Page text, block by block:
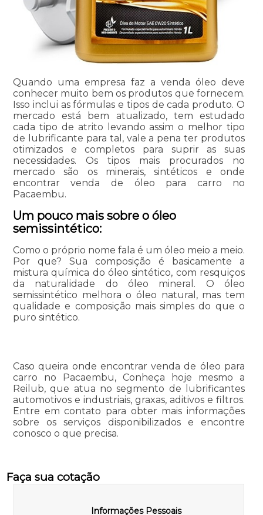
Quando uma empresa faz a venda óleo deve
conhecer muito bem os produtos que fornecem.
Isso inclui as fórmulas e tipos de cada produto. O
mercado está bem atualizado, tem estudado
cada tipo de atrito levando assim o melhor tipo
de lubrificante para tal, vale a pena ter produtos
otimizados e completos para suprir as suas
necessidades. Os tipos mais procurados no
mercado são os minerais, sintéticos e onde
encontrar venda de óleo para carro no
Pacaembu.
Um pouco mais sobre o óleo
semissintético:
Como o próprio nome fala é um óleo meio a meio.
Por que? Sua composição é basicamente a
mistura química do óleo sintético, com resquiços
da naturalidade do óleo mineral. O óleo
semissintético melhora o óleo natural, mas tem
qualidade e composição mais simples do que o
puro sintético.
Caso queira onde encontrar venda de óleo para
carro no Pacaembu, Conheça hoje mesmo a
Reilub, que atua no segmento de lubrificantes
automotivos e industriais, graxas, aditivos e filtros.
Entre em contato para obter mais informações
sobre os serviços disponibilizados e encontre
conosco o que precisa.
Faça sua cotação
Informações Pessoais